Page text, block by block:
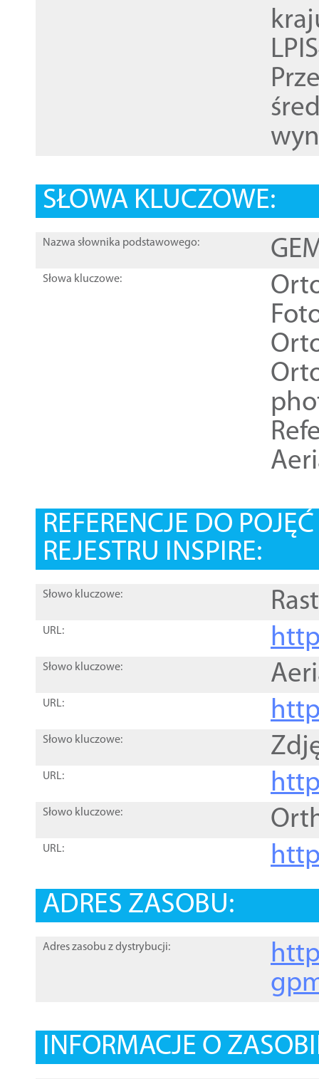
SŁOWA KLUCZOWE:
Nazwa słownika podstawowego:
Słowa kluczowe:
REFERENCJE DO
REJESTRU INSPIRE:
Słowo kluczowe:
URL:
Słowo kluczowe:
URL:
Słowo kluczowe:
URL:
Słowo kluczowe:
URL:
ADRES ZASOBU:
Adres zasobu z dystrybucji:
INFORMACJE O